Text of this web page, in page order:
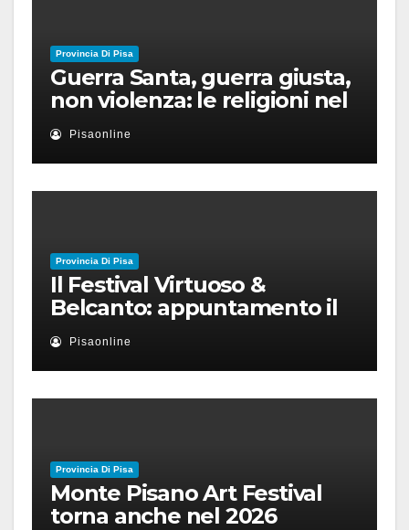
Provincia Di Pisa
Guerra Santa, guerra giusta,
non violenza: le religioni nel
nuovo disordine mondiale
Pisaonline
Provincia Di Pisa
Il Festival Virtuoso &
Belcanto: appuntamento il
28 luglio a Palazzo Blu con
Ruben Micieli
Pisaonline
Provincia Di Pisa
Monte Pisano Art Festival
torna anche nel 2026